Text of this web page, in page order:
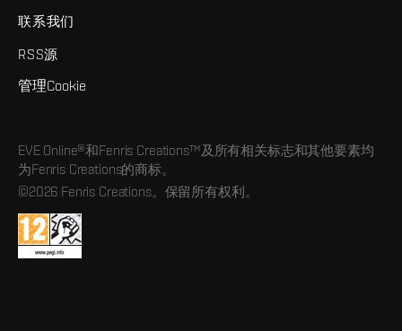
联系我们
RSS源
管理Cookie
EVE Online®和Fenris Creations™及所有相关标志和其他要素均
为Fenris Creations的商标。
©2026 Fenris Creations。保留所有权利。